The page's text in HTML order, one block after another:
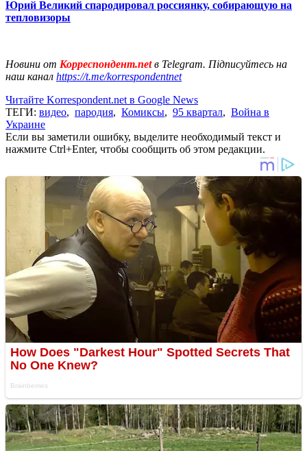
Юрий Великий спародировал россиянку, собирающую на
тепловизоры
Новини от Корреспондент.netв Telegram. Підписуйтесь на
наш канал https://t.me/korrespondentnet
Читайте Korrespondent.net в Google News
ТЕГИ: видео, пародия, Комиксы, 95 квартал, Война в
Украине
Если вы заметили ошибку, выделите необходимый текст и
нажмите Ctrl+Enter, чтобы сообщить об этом редакции.